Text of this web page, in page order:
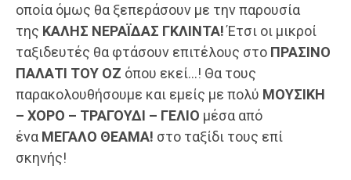
οποία όμως θα ξεπεράσουν με την παρουσία
της ΚΑΛΗΣ ΝΕΡΑΪΔΑΣ ΓΚΛΙΝΤΑ!Έτσι οι μικροί
ταξιδευτές θα φτάσουν επιτέλους στο ΠΡΑΣΙΝΟ
ΠΑΛΑΤΙ ΤΟΥ ΟΖ όπου εκεί…! Θα τους
παρακολουθήσουμε και εμείς με πολύ ΜΟΥΣΙΚΗ
– ΧΟΡΟ – ΤΡΑΓΟΥΔΙ – ΓΕΛΙΟ μέσα από
ένα ΜΕΓΑΛΟ ΘΕΑΜΑ! στο ταξίδι τους επί
σκηνής!